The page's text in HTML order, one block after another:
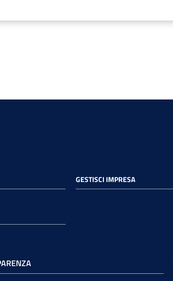
GESTISCI IMPRESA